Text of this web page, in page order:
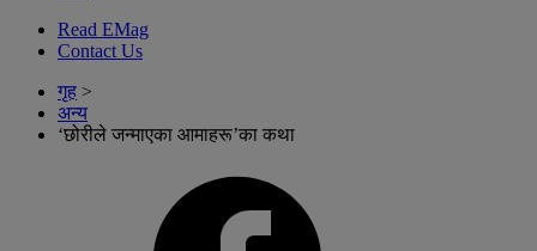
Read EMag
Contact Us
गृह >
अन्य
‘छोरीले जन्माएका आमाहरू’का कथा